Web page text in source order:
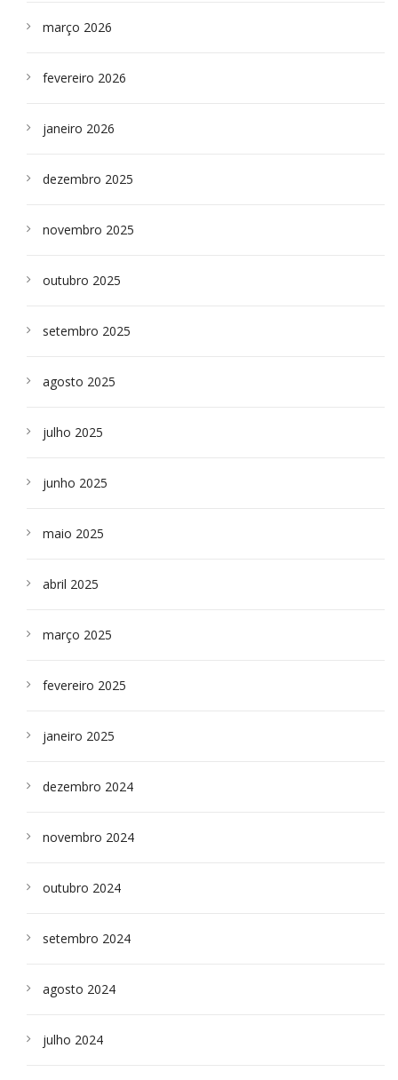
março 2026
fevereiro 2026
janeiro 2026
dezembro 2025
novembro 2025
outubro 2025
setembro 2025
agosto 2025
julho 2025
junho 2025
maio 2025
abril 2025
março 2025
fevereiro 2025
janeiro 2025
dezembro 2024
novembro 2024
outubro 2024
setembro 2024
agosto 2024
julho 2024